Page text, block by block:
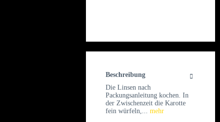
Beschreibung
Die Linsen nach
Packungsanleitung kochen. In
der Zwischenzeit die Karotte
fein würfeln,... mehr